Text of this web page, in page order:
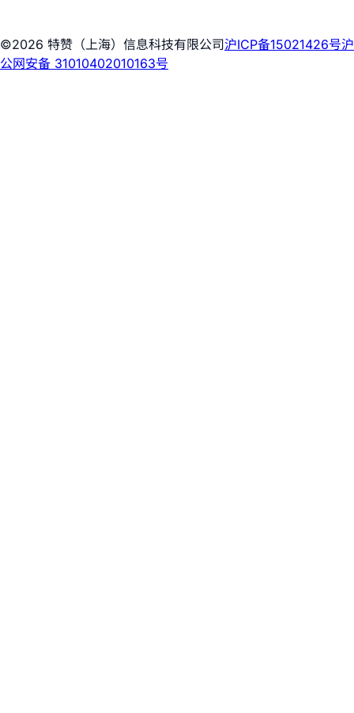
©2026 特赞（上海）信息科技有限公司沪ICP备15021426号沪
公网安备 31010402010163号